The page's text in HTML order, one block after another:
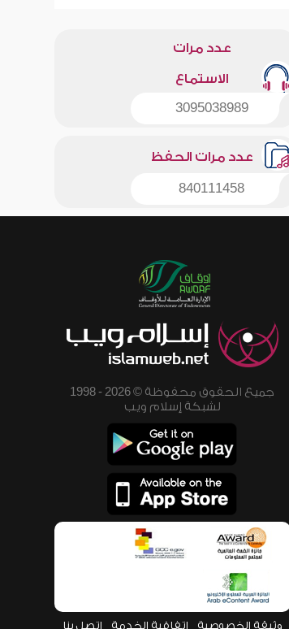
عدد مرات
الاستماع
3095038989
عدد مرات الحفظ
840111458
جميع الحقوق محفوظة © 2026 - 1998
لشبكة إسلام ويب
وثيقة الخصوصية اتفاقية الخدمة اتصل بنا